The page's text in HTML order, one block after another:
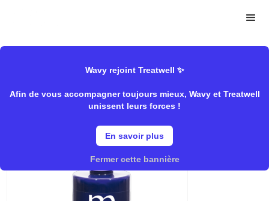
Wavy rejoint Treatwell ✨
Afin de vous accompagner toujours mieux, Wavy et Treatwell
unissent leurs forces !
En savoir plus
Fermer cette bannière
sa couleur